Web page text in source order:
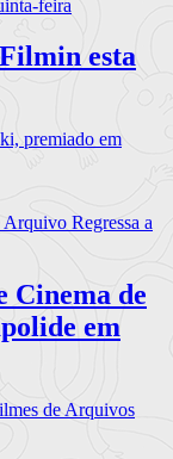
esta
premiado em
Cinema de
em
de Arquivos